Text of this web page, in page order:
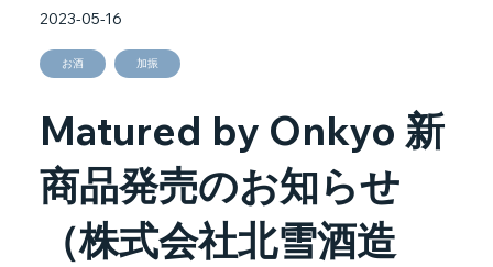
Matured by Onkyo 新
商品発売のお知らせ
（株式会社北雪酒造
お酒 加振
2023-05-16